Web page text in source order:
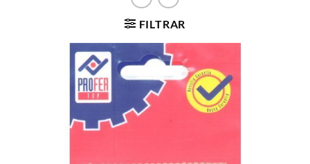
FILTRAR